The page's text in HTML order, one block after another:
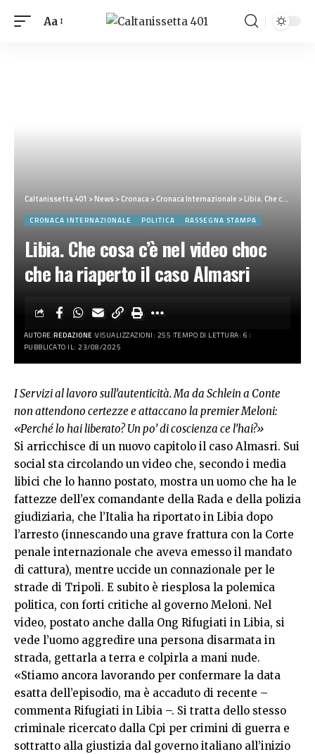
Aa
Caltanissetta 401 >News>Cronaca>Cronaca Internazionale >Libia. Che cosa c’è nel video choc che ha riaperto il caso Almasri
CRONACA INTERNAZIONALE POLITICA RASSEGNA STAMPA
Libia. Che cosa c’è nel video choc
che ha riaperto il caso Almasri
AUTORE:REDAZIONE VISUALIZZAZIONI: 255 TEMPO DI LETTURA: 6
PUBBLICATO IL: 23/08/2025
I Servizi al lavoro sull’autenticità. Ma da Schlein a Conte
non attendono certezze e attaccano la premier Meloni:
«Perché lo hai liberato? Un po’ di coscienza ce l’hai?»
Si arricchisce di un nuovo capitolo il caso Almasri. Sui
social sta circolando un video che, secondo i media
libici che lo hanno postato, mostra un uomo che ha le
fattezze dell’ex comandante della Rada e della polizia
giudiziaria, che l’Italia ha riportato in Libia dopo
l’arresto (innescando una grave frattura con la Corte
penale internazionale che aveva emesso il mandato
di cattura), mentre uccide un connazionale per le
strade di Tripoli. E subito è riesplosa la polemica
politica, con forti critiche al governo Meloni. Nel
video, postato anche dalla Ong Rifugiati in Libia, si
vede l’uomo aggredire una persona disarmata in
strada, gettarla a terra e colpirla a mani nude.
«Stiamo ancora lavorando per confermare la data
esatta dell’episodio, ma è accaduto di recente –
commenta Rifugiati in Libia –. Si tratta dello stesso
criminale ricercato dalla Cpi per crimini di guerra e
sottratto alla giustizia dal governo italiano all’inizio